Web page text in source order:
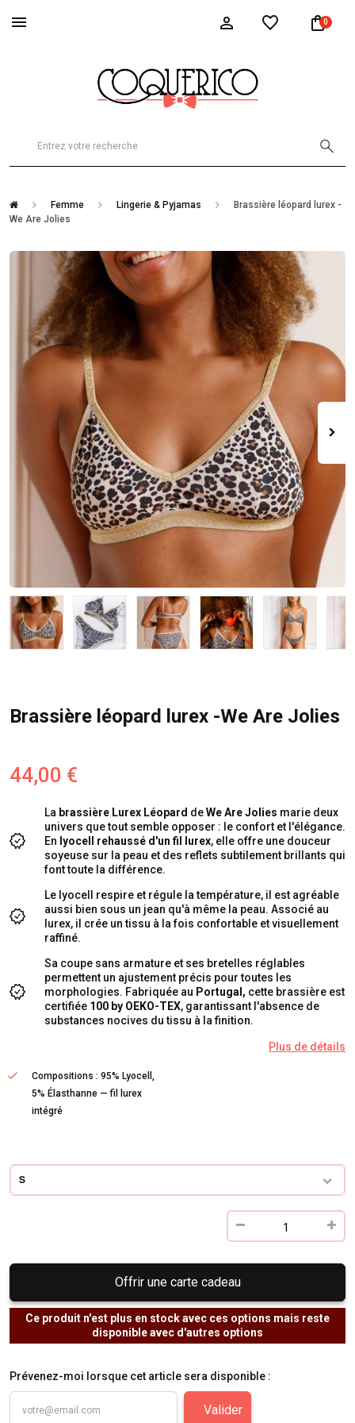
0
Femme Lingerie & Pyjamas
Brassière léopard lurex -
We Are Jolies
Brassière léopard lurex -We Are Jolies
44,00 €
La brassière Lurex Léopard deWe Are Jolies marie deux
univers que tout semble opposer : le confort et l'élégance.
En lyocell rehaussé d'un fil lurex, elle offre une douceur
soyeuse sur la peau et des reflets subtilement brillants qui
font toute la différence.
Le lyocell respire et régule la température, il est agréable
aussi bien sous un jean qu'à même la peau. Associé au
lurex, il crée un tissu à la fois confortable et visuellement
raffiné.
Sa coupe sans armature et ses bretelles réglables
permettent un ajustement précis pour toutes les
morphologies. Fabriquée au Portugal, cette brassière est
certifiée 100 by OEKO-TEX, garantissant l'absence de
substances nocives du tissu à la finition.
Plus de détails
Compositions : 95% Lyocell,
5% Élasthanne — fil lurex
intégré
Offrir une carte cadeau
Ce produit n'est plus en stock avec ces options mais reste
disponible avec d'autres options
Prévenez-moi lorsque cet article sera disponible :
Valider